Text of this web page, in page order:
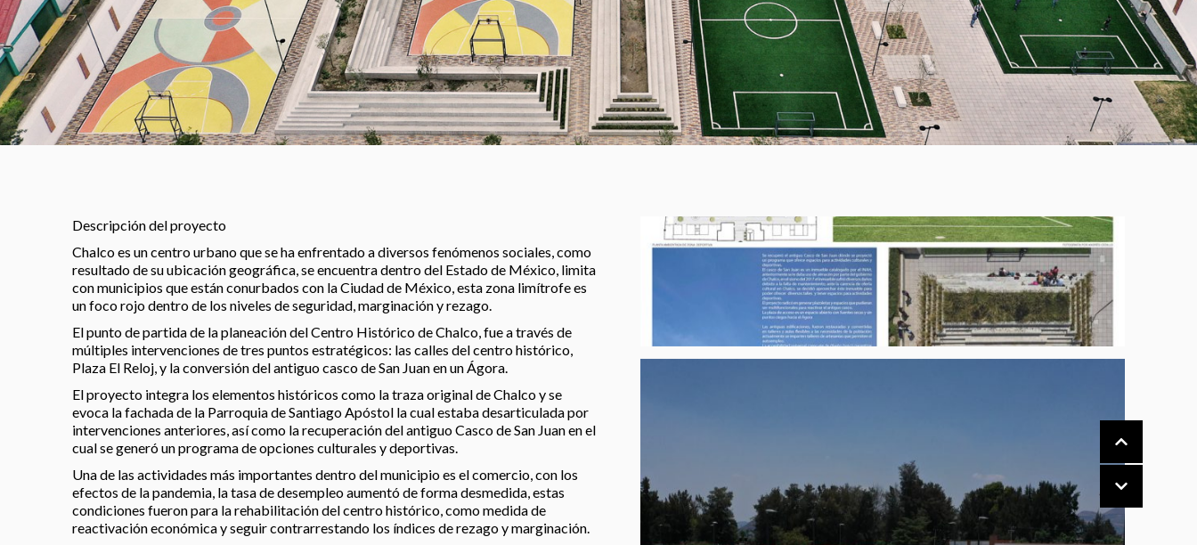
Descripción del proyecto
Chalco es un centro urbano que se ha enfrentado a diversos fenómenos sociales, como
resultado de su ubicación geográfica, se encuentra dentro del Estado de México, limita
con municipios que están conurbados con la Ciudad de México, esta zona limítrofe es
un foco rojo dentro de los niveles de seguridad, marginación y rezago.
El punto de partida de la planeación del Centro Histórico de Chalco, fue a través de
múltiples intervenciones de tres puntos estratégicos: las calles del centro histórico,
Plaza El Reloj, y la conversión del antiguo casco de San Juan en un Ágora.
El proyecto integra los elementos históricos como la traza original de Chalco y se
evoca la fachada de la Parroquia de Santiago Apóstol la cual estaba desarticulada por
intervenciones anteriores, así como la recuperación del antiguo Casco de San Juan en el
cual se generó un programa de opciones culturales y deportivas.
Una de las actividades más importantes dentro del municipio es el comercio, con los
efectos de la pandemia, la tasa de desempleo aumentó de forma desmedida, estas
condiciones fueron para la rehabilitación del centro histórico, como medida de
reactivación económica y seguir contrarrestando los índices de rezago y marginación.